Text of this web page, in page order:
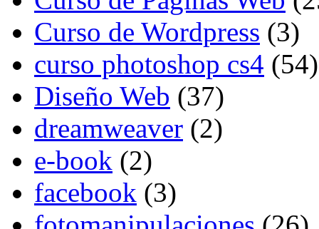
Curso de Wordpress (3)
curso photoshop cs4 (54)
Diseño Web (37)
dreamweaver (2)
e-book (2)
facebook (3)